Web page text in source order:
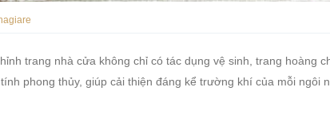
trang nhà cửa không chỉ có tác dụng vệ sinh, trang hoàng
phong thủy, giúp cải thiện đáng kể trường khí của mỗi ngôi